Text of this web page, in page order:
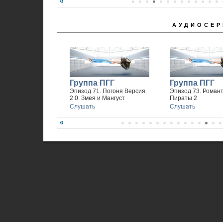
Группа ПГГ
Эпизод 71. Погоня Версия
2.0. Змея и Мангуст
Слушать
Группа ПГГ
Эпизод 73.
Пираты 2
Слушать